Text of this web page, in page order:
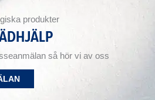
produkter
så hör vi av oss